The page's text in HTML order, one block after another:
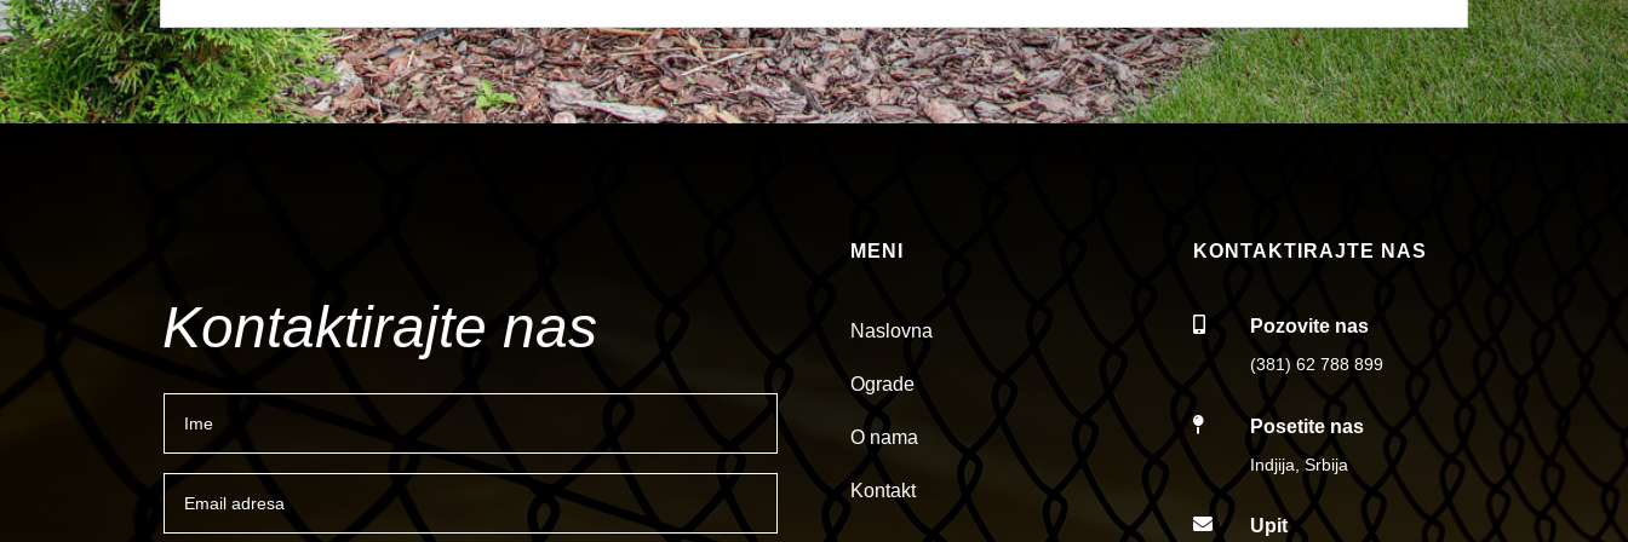
Kontaktirajte nas
MENI
Naslovna
Ograde
O nama
Kontakt
KONTAKTIRAJTE NAS
Pozovite nas
(381) 62 788 899
 Posetite nas
Indjija, Srbija
 Upit